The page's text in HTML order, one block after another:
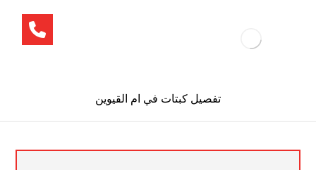
تفصيل كبتات في ام القيوين